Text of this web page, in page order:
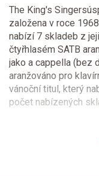
The King's
založena v roce
nabízí 7 skladeb z
čtyřhlasém SATB
jako a cappella (bez
aranžováno pro
vánoční titul, který
počet nabízených
Provedení: